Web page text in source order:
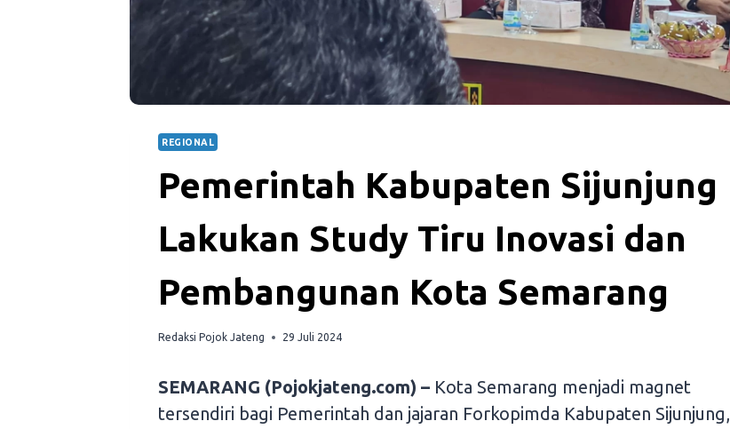
REGIONAL
Pemerintah Kabupaten Sijunjung
Lakukan Study Tiru Inovasi dan
Pembangunan Kota Semarang
Redaksi Pojok Jateng 29 Juli 2024
SEMARANG (Pojokjateng.com) – Kota Semarang menjadi magnet
tersendiri bagi Pemerintah dan jajaran Forkopimda Kabupaten Sijunjung,